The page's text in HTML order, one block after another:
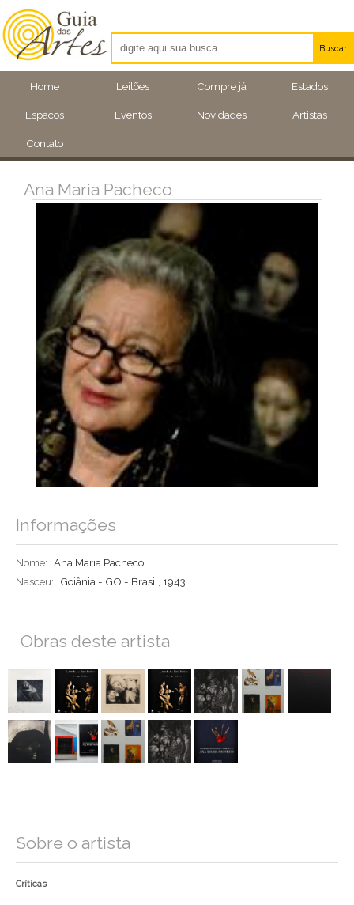
Home Leilões Compre já Estados
Espacos Eventos Novidades Artistas
Contato
Buscar
Artistas
Eventos
Ana Maria Pacheco
Informações
Nome: Ana Maria Pacheco
Nasceu:
Goiânia - GO - Brasil, 1943
Obras deste artista
Sobre o artista
Críticas